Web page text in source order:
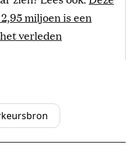
miljoen is een
verleden